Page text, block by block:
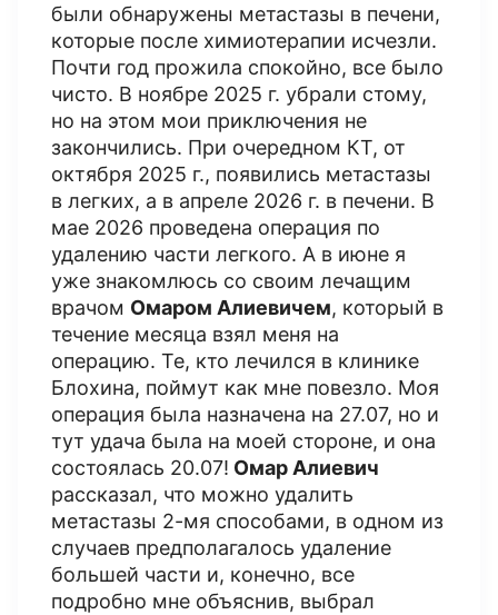
были обнаружены метастазы в печени,
которые после химиотерапии исчезли.
Почти год прожила спокойно, все было
чисто. В ноябре 2025 г. убрали стому,
но на этом мои приключения не
закончились. При очередном КТ​, от
октября 2025 г., появились метастазы
в легких, а в апреле 2026 г. в печени. В
мае 2026 проведена операция по
удалению части легкого. А в июне я
уже знакомлюсь со своим лечащим
врачом Омаром Алиевичем, который в
течение месяца взял меня на
операцию. Те, кто лечился в клинике
Блохина, поймут как мне повезло. Моя
операция была назначена на 27.07, но и
тут удача была на моей стороне, и она
состоялась 20.07! Омар Алиевич
рассказал, что можно удалить
метастазы 2-мя способами, в одном из
случаев предполагалось удаление
большей части и, конечно, все
подробно мне объяснив, выбрал